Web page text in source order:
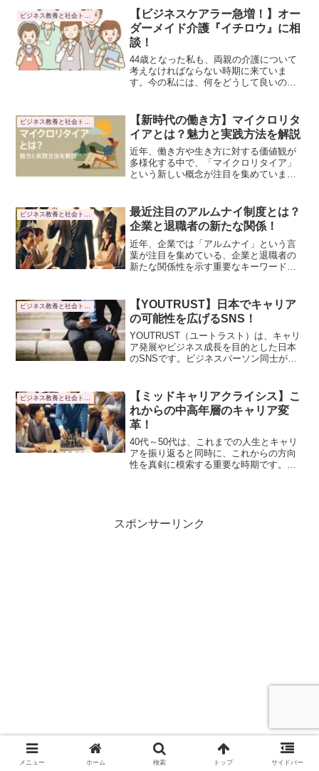
でも遅くはありません。今、人気の資格
10選とおすすめ講座をご紹介します。
【ビジネスケアラー急増！】オー
ダーメイド介護『イチロウ』に相
談！
44歳となった私も、両親の介護について
考えなければならない時期に来ていま
す。今の私には、何をどうして良いのか
ラー』が増えています。経済産業省の発
表では、2030年にはビジネスケアラー
318万人に増加
ビジネス教養と社会トレンド
【新時代の働き方】マイクロリタ
イアとは？魅力と実践方法を解説
近年、働き方や生き方に対する価値観が
多様化する中で、「マイクロリタイア」
という新しい概念が注目を集めていま
間の休息を取り入れるというものです。
本記事では、マイクロリタイアとはどの
ようなものなのか、なぜ注目されている
のか、実際にマイクロリタイアを実践す
るためにはどうすれば良いのかについ
て、解説していきます。
最近注目のアルムナイ制度とは？
企業と退職者の新たな関係！
近年、企業では「アルムナイ」という言
葉が注目を集めている、企業と退職者の
新たな関係性を示す重要なキーワードで
という現実でした。そこで勧められたの
が、企業への出戻りです。
【YOUTRUST】日本でキャリア
の可能性を広げるSNS！
YOUTRUST（ユートラスト）は、キャリ
ア発展やビジネス成長を目的とした日本
のSNSです。ビジネスパーソン同士が信
ためのプラットフォームとして注目を集
めています。日本版LinkedInと言われる
存在で、独自の特長と日本市場に特化し
たサービスが特徴です。
ビジネス教養と社会トレンド
【ミッドキャリアクライシス】こ
れからの中高年層のキャリア変
革！
40代～50代は、これまでの人生とキャリ
アを振り返ると同時に、これからの方向
性を真剣に模索する重要な時期です。ミ
スポンサーリンク
メニュー ホーム 検索 トップ サイドバー